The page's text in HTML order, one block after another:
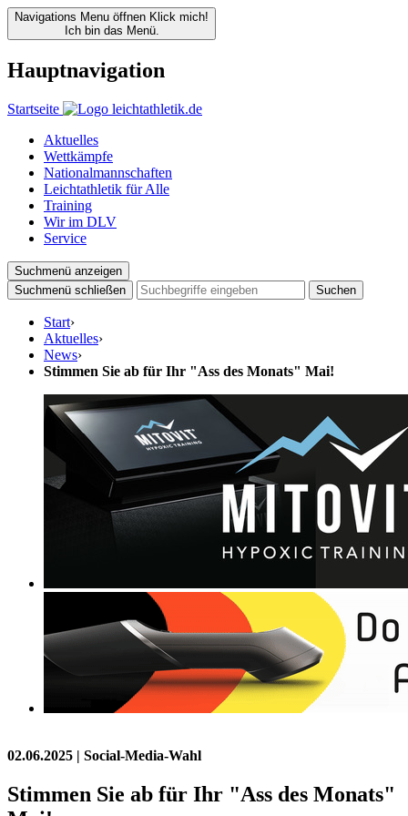
Navigations Menu öffnen Klick mich!
Ich bin das Menü.
Hauptnavigation
Startseite
Aktuelles
Wettkämpfe
Nationalmannschaften
Leichtathletik für Alle
Training
Wir im DLV
Service
Suchmenü anzeigen
Suchmenü schließen
Suchen
Start›
Aktuelles›
News›
Stimmen Sie ab für Ihr "Ass des Monats" Mai!
02.06.2025 | Social-Media-Wahl
Stimmen Sie ab für Ihr "Ass des Monats"